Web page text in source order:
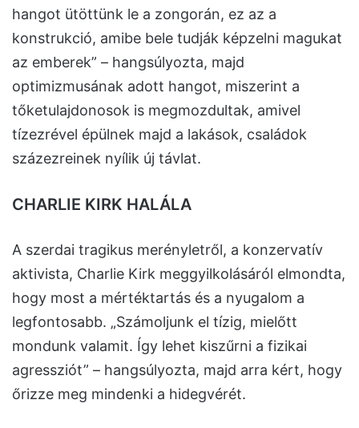
hangot ütöttünk le a zongorán, ez az a
konstrukció, amibe bele tudják képzelni magukat
az emberek” – hangsúlyozta, majd
optimizmusának adott hangot, miszerint a
tőketulajdonosok is megmozdultak, amivel
tízezrével épülnek majd a lakások, családok
százezreinek nyílik új távlat.
CHARLIE KIRK HALÁLA
A szerdai tragikus merényletről, a konzervatív
aktivista, Charlie Kirk meggyilkolásáról elmondta,
hogy most a mértéktartás és a nyugalom a
legfontosabb. „Számoljunk el tízig, mielőtt
mondunk valamit. Így lehet kiszűrni a fizikai
agressziót” – hangsúlyozta, majd arra kért, hogy
őrizze meg mindenki a hidegvérét.